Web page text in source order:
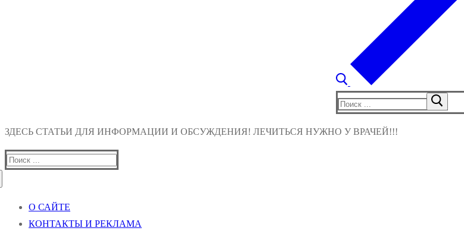
Найти:
ЗДЕСЬ СТАТЬИ ДЛЯ ИНФОРМАЦИИ И ОБСУЖДЕНИЯ! ЛЕЧИТЬСЯ НУЖНО У ВРАЧЕЙ!!!
Найти:
О САЙТЕ
КОНТАКТЫ И РЕКЛАМА